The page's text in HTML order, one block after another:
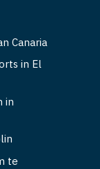
Canaria
in El
in
te